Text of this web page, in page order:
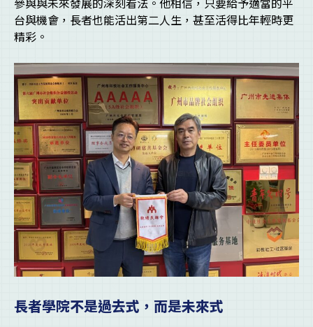
台與機會，長者也能活出第二人生，甚至活得比年輕時更
精彩。
長者學院不是過去式，而是未來式